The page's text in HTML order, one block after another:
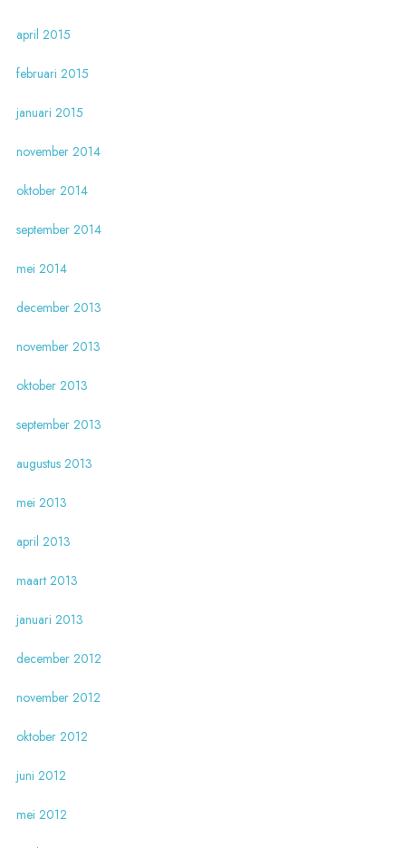
april 2015
februari 2015
januari 2015
november 2014
oktober 2014
september 2014
mei 2014
december 2013
november 2013
oktober 2013
september 2013
augustus 2013
mei 2013
april 2013
maart 2013
januari 2013
december 2012
november 2012
oktober 2012
juni 2012
mei 2012